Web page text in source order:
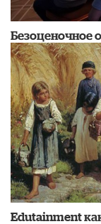
Безоценочное
Edutainment